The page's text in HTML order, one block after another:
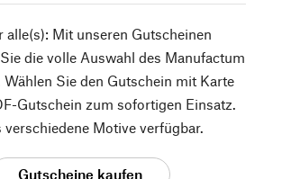
alle(s): Mit unseren Gutscheinen
die volle Auswahl des Manufactum
Sie den Gutschein mit Karte
Gutschein zum sofortigen Einsatz.
verschiedene Motive verfügbar.
Gutscheine kaufen